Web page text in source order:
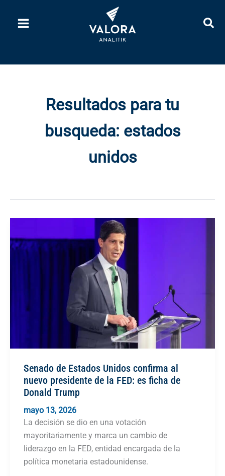
Resultados para tu
busqueda: estados
unidos
Senado de Estados Unidos confirma al
nuevo presidente de la FED: es ficha de
Donald Trump
mayo 13, 2026
La decisión se dio en una votación
mayoritariamente y marca un cambio de
liderazgo en la FED, entidad encargada de la
política monetaria estadounidense.